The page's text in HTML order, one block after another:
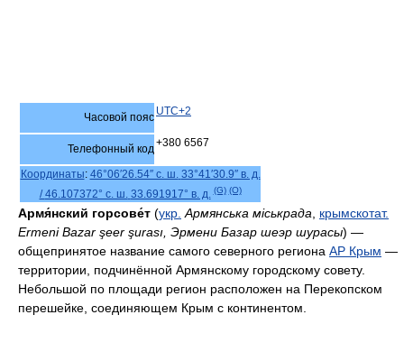
Часовой пояс UTC+2
Телефонный код+380 6567
Координаты: 46°06′26.54″ с. ш. 33°41′30.9″ в. д.
/46.107372° с. ш. 33.691917° в. д. (G) (O)
Армя́нский горсове́т (укр. Армянська міськрада
крымскотат.
Ermeni Bazar şeer şurası, Эрмени Базар шеэр шурасы) —
общепринятое название самого северного региона АР Крым —
территории, подчинённой Армянскому городскому совету.
Небольшой по площади регион расположен на Перекопском
перешейке, соединяющем Крым с континентом.